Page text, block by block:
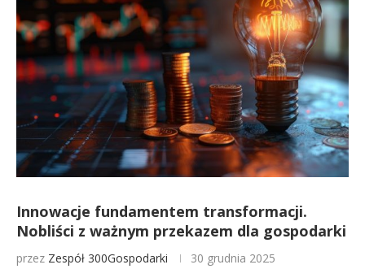
Innowacje fundamentem transformacji.
Nobliści z ważnym przekazem dla gospodarki
przez Zespół 300Gospodarki 30 grudnia 2025